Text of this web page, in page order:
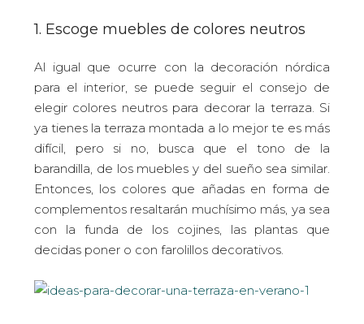
1. Escoge muebles de colores neutros
Al igual que ocurre con la decoración nórdica
para el interior, se puede seguir el consejo de
elegir colores neutros para decorar la terraza. Si
ya tienes la terraza montada a lo mejor te es más
difícil, pero si no, busca que el tono de la
barandilla, de los muebles y del sueño sea similar.
Entonces, los colores que añadas en forma de
complementos resaltarán muchísimo más, ya sea
con la funda de los cojines, las plantas que
decidas poner o con farolillos decorativos.